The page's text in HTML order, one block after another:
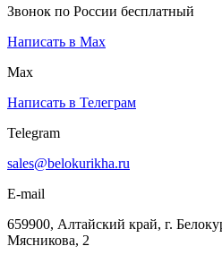
Звонок по России бесплатный
Написать в Max
Max
Написать в Телеграм
Telegram
sales@belokurikha.ru
E-mail
659900, Алтайский край, г.
Мясникова, 2